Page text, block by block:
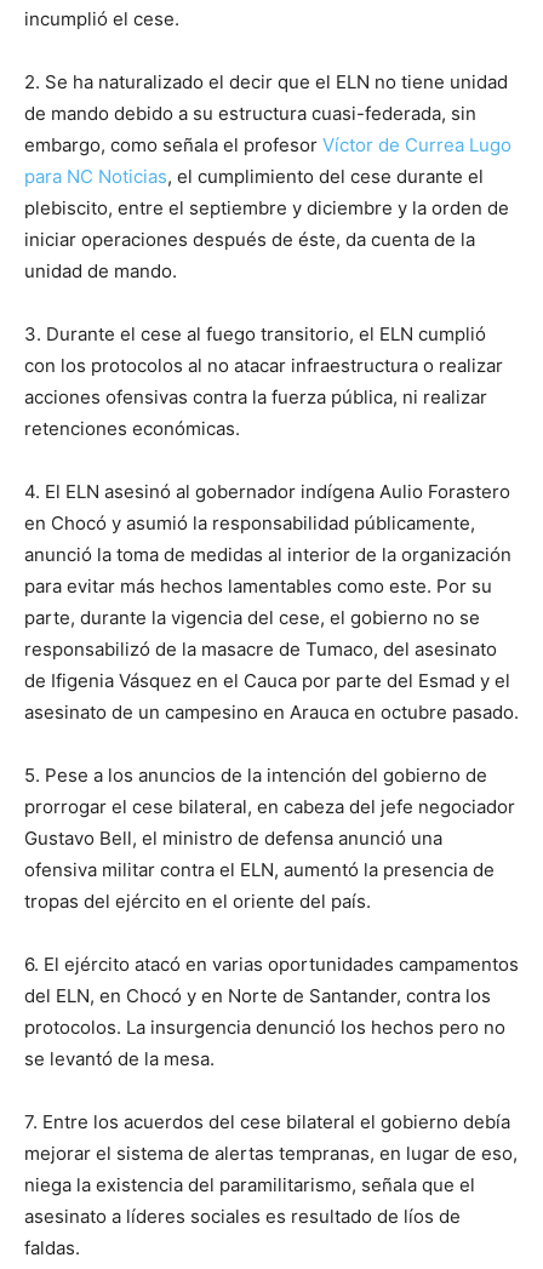
incumplió el cese.
2. Se ha naturalizado el decir que el ELN no tiene unidad
de mando debido a su estructura cuasi-federada, sin
embargo, como señala el profesor Víctor de Currea Lugo
para NC Noticias, el cumplimiento del cese durante el
plebiscito, entre el septiembre y diciembre y la orden de
iniciar operaciones después de éste, da cuenta de la
unidad de mando.
3. Durante el cese al fuego transitorio, el ELN cumplió
con los protocolos al no atacar infraestructura o realizar
acciones ofensivas contra la fuerza pública, ni realizar
retenciones económicas.
4. El ELN asesinó al gobernador indígena Aulio Forastero
en Chocó y asumió la responsabilidad públicamente,
anunció la toma de medidas al interior de la organización
para evitar más hechos lamentables como este. Por su
parte, durante la vigencia del cese, el gobierno no se
responsabilizó de la masacre de Tumaco, del asesinato
de Ifigenia Vásquez en el Cauca por parte del Esmad y el
asesinato de un campesino en Arauca en octubre pasado.
5. Pese a los anuncios de la intención del gobierno de
prorrogar el cese bilateral, en cabeza del jefe negociador
Gustavo Bell, el ministro de defensa anunció una
ofensiva militar contra el ELN, aumentó la presencia de
tropas del ejército en el oriente del país.
6. El ejército atacó en varias oportunidades campamentos
del ELN, en Chocó y en Norte de Santander, contra los
protocolos. La insurgencia denunció los hechos pero no
se levantó de la mesa.
7. Entre los acuerdos del cese bilateral el gobierno debía
mejorar el sistema de alertas tempranas, en lugar de eso,
niega la existencia del paramilitarismo, señala que el
asesinato a líderes sociales es resultado de líos de
faldas.